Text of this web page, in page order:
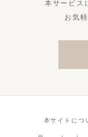
本サービス
お気
本サイトにつ